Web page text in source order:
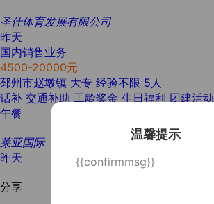
圣仕体育发展有限公司
昨天
国内销售业务
4500-20000元
邳州市赵墩镇 大专 经验不限 5人
话补 交通补助 工龄奖金 生日福利 团建活动
午餐
莱亚国际
昨天
分享
温馨提示
{{confirmmsg}}